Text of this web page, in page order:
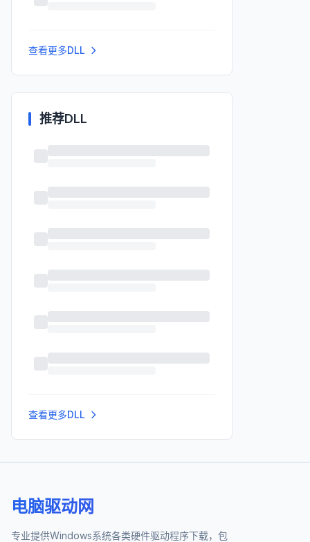
查看更多DLL
推荐DLL
查看更多DLL
电脑驱动网
专业提供Windows系统各类硬件驱动程序下载，包